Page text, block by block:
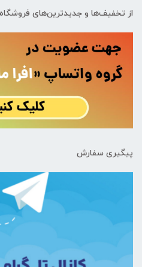
از تخفیف‌ها و جدیدترین‌های
پیگیری سفارش